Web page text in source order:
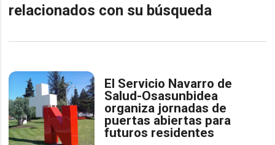
relacionados con su búsqueda
El Servicio Navarro de
Salud-Osasunbidea
organiza jornadas de
puertas abiertas para
futuros residentes